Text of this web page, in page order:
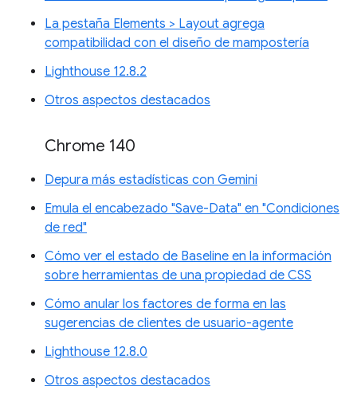
La pestaña Elements > Layout agrega
compatibilidad con el diseño de mampostería
Lighthouse 12.8.2
Otros aspectos destacados
Chrome 140
Depura más estadísticas con Gemini
Emula el encabezado "Save-Data" en "Condiciones
de red"
Cómo ver el estado de Baseline en la información
sobre herramientas de una propiedad de CSS
Cómo anular los factores de forma en las
sugerencias de clientes de usuario-agente
Lighthouse 12.8.0
Otros aspectos destacados